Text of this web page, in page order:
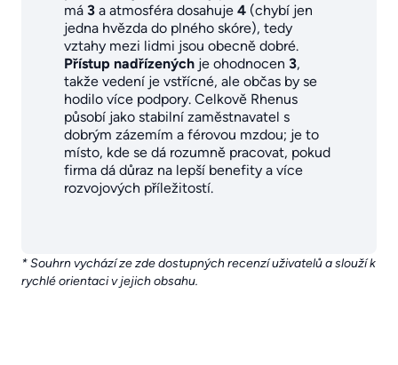
má 3 a atmosféra dosahuje 4 (chybí jen
jedna hvězda do plného skóre), tedy
vztahy mezi lidmi jsou obecně dobré.
Přístup nadřízených je ohodnocen 3,
takže vedení je vstřícné, ale občas by se
hodilo více podpory. Celkově Rhenus
působí jako stabilní zaměstnavatel s
dobrým zázemím a férovou mzdou; je to
místo, kde se dá rozumně pracovat, pokud
firma dá důraz na lepší benefity a více
rozvojových příležitostí.
* Souhrn vychází ze zde dostupných recenzí uživatelů a slouží k
rychlé orientaci v jejich obsahu.